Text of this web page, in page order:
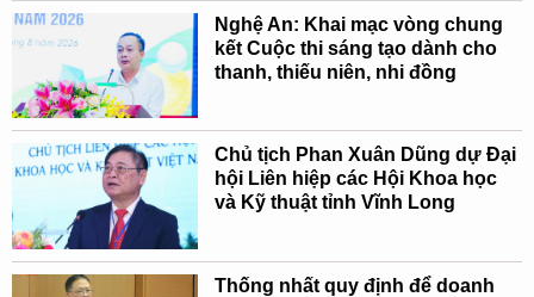
Nghệ An: Khai mạc vòng chung
kết Cuộc thi sáng tạo dành cho
thanh, thiếu niên, nhi đồng
Chủ tịch Phan Xuân Dũng dự Đại
hội Liên hiệp các Hội Khoa học
và Kỹ thuật tỉnh Vĩnh Long
Thống nhất quy định để doanh